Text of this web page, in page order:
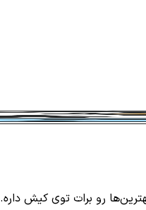
رو برات توی کیش داره.